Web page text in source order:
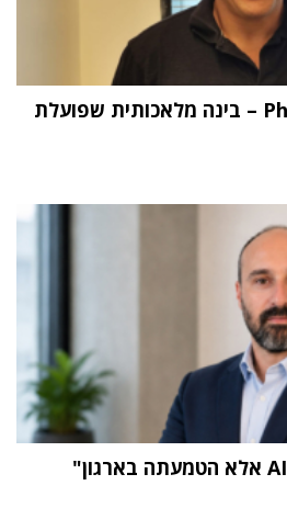
"העתיד הוא Physical AI – בינה מלאכותית שפועלת